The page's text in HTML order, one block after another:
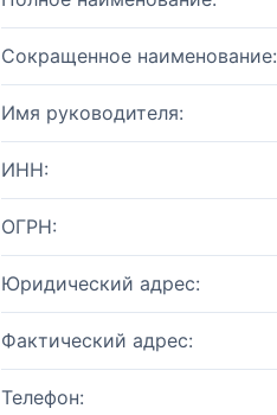
Сокращенное наименование:
Имя руководителя:
ИНН:
ОГРН:
Юридический адрес:
Фактический адрес:
Телефон: